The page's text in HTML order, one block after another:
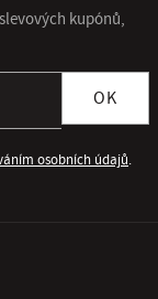
kupónů,
OK
osobních údajů.